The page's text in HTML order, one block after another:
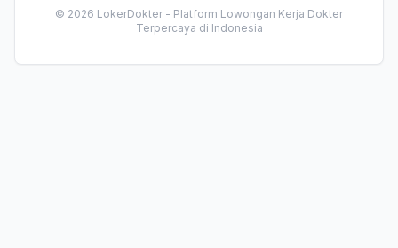
© 2026 LokerDokter - Platform Lowongan Kerja Dokter
Terpercaya di Indonesia